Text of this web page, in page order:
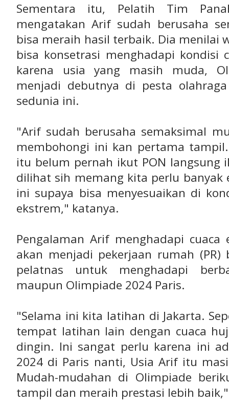
Sementara itu, Pelatih Tim
mengatakan Arif sudah berusaha
bisa meraih hasil terbaik. Dia menilai
bisa konsetrasi menghadapi kondisi
karena usia yang masih muda,
menjadi debutnya di pesta
sedunia ini.
"Arif sudah berusaha semaksimal
membohongi ini kan pertama
itu belum pernah ikut PON langsung
dilihat sih memang kita perlu
ini supaya bisa menyesuaikan di
ekstrem," katanya.
Pengalaman Arif menghadapi
akan menjadi pekerjaan rumah
pelatnas untuk menghadapi
maupun Olimpiade 2024 Paris.
"Selama ini kita latihan di Jakarta.
tempat latihan lain dengan cuaca
dingin. Ini sangat perlu karena ini
2024 di Paris nanti, Usia Arif itu
Mudah-mudahan di Olimpiade
tampil dan meraih prestasi lebih